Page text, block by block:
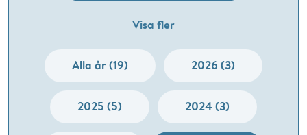
Visa fler
Alla år (19) 2026 (3)
2025 (5) 2024 (3)